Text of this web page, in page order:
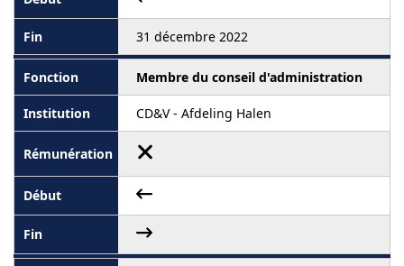
31 décembre 2022
Membre du conseil d'administration
CD&V - Afdeling Halen